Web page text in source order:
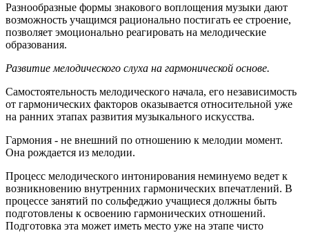
Разнообразные формы знакового воплощения музыки дают
возможность учащимся рационально постигать ее строение,
позволяет эмоционально реагировать на мелодические
образования.
Развитие мелодического слуха на гармонической основе.
Самостоятельность мелодического начала, его независимость
от гармонических факторов оказывается относительной уже
на ранних этапах развития музыкального искусства.
Гармония - не внешний по отношению к мелодии момент.
Она рождается из мелодии.
Процесс мелодического интонирования неминуемо ведет к
возникновению внутренних гармонических впечатлений. В
процессе занятий по сольфеджио учащиеся должны быть
подготовлены к освоению гармонических отношений.
Подготовка эта может иметь место уже на этапе чисто